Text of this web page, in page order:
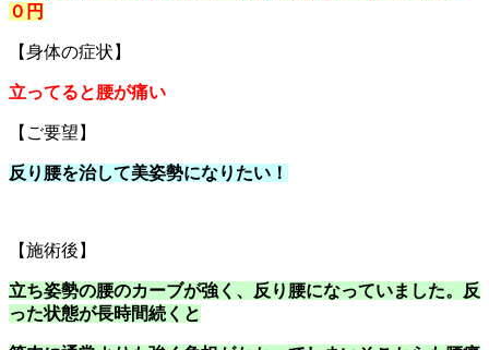
０円
【身体の症状】
立ってると腰が痛い
【ご要望】
反り腰を治して美姿勢になりたい！
【施術後】
立ち姿勢の腰のカーブが強く、反り腰になっていました。反
った状態が長時間続くと